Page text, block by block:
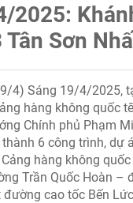
2025:
Tân Sơn
4) Sáng 19/4/2025,
hàng không quốc
Chính phủ Phạm
6 công trình, dự
hàng không
Trần Quốc Hoàn –
cao tốc Bến